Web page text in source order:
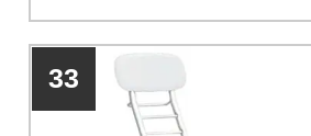
33